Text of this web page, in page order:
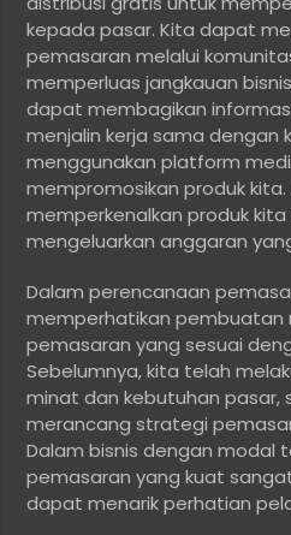
kepada pasar. Kita dapat
pemasaran melalui
memperluas jangkauan
dapat membagikan
menjalin kerja sama dengan
menggunakan platform
mempromosikan produk
memperkenalkan produk
mengeluarkan anggaran
Dalam perencanaan
memperhatikan pembuatan
pemasaran yang sesuai
Sebelumnya, kita telah
minat dan kebutuhan pasar,
merancang strategi
Dalam bisnis dengan modal
pemasaran yang kuat
dapat menarik perhatian